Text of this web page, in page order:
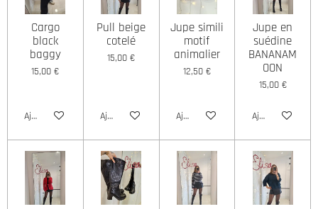
Cargo
black
baggy
15,00 €
Ajouter au panier
Pull beige
cotelé
15,00 €
Ajouter au panier
Jupe simili
motif
animalier
12,50 €
Ajouter au panier
Jupe en
suédine
BANANAM
OON
15,00 €
Ajouter au